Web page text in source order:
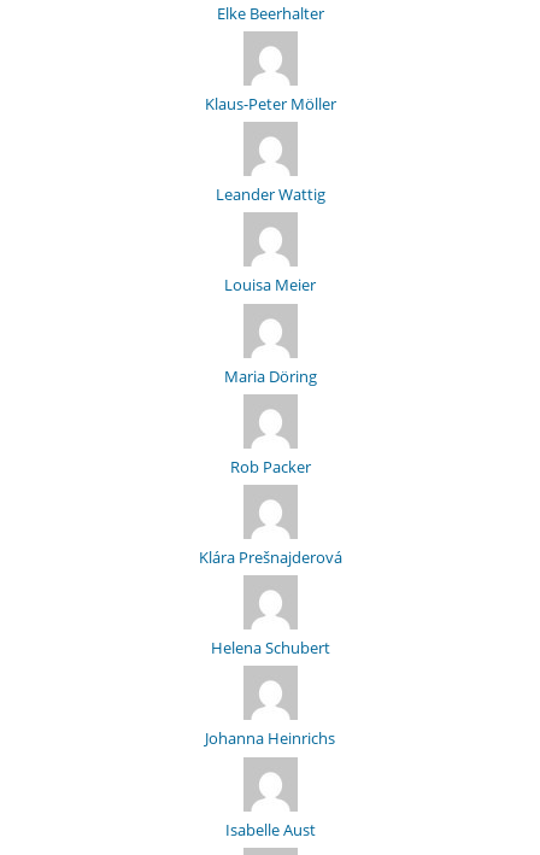
Elke Beerhalter
Klaus-Peter Möller
Leander Wattig
Louisa Meier
Maria Döring
Rob Packer
Klára Prešnajderová
Helena Schubert
Johanna Heinrichs
Isabelle Aust